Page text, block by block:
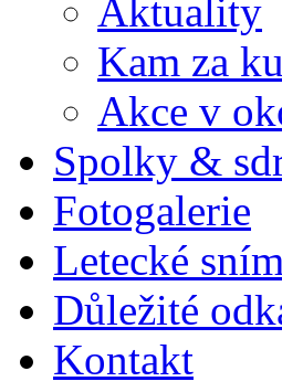
Aktuality
Kam za
Akce v
Spolky &
Fotogalerie
Letecké
Důležité
Kontakt